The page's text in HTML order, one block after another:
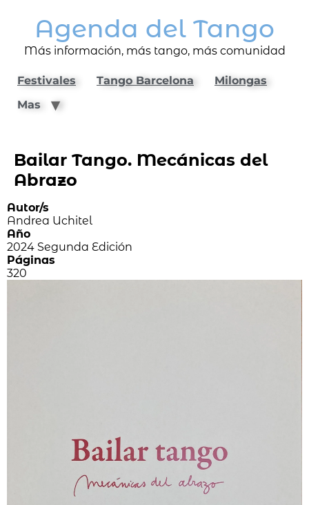
Agenda del Tango
Más información, más tango, más comunidad
Festivales Tango Barcelona
Milongas
Mas
Bailar Tango. Mecánicas del
Abrazo
Autor/s
Andrea Uchitel
Año
2024 Segunda Edición
Páginas
320